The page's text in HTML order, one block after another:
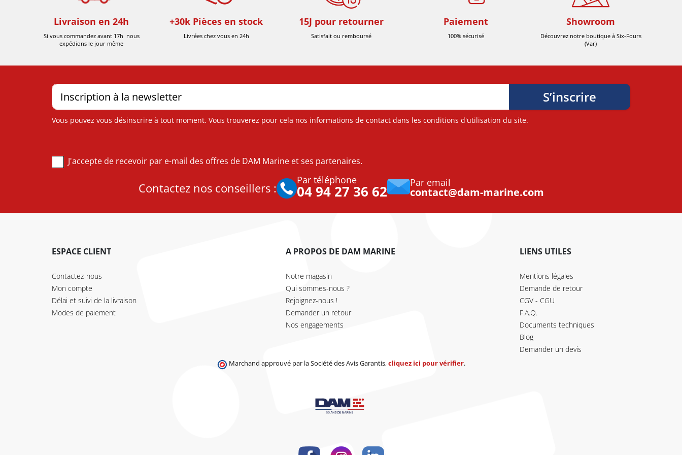
Livraison en 24h
Si vous commandez avant 17h nous
expédions le jour même
+30k Pièces en stock
Livrées chez vous en 24h
15J pour retourner
Satisfait ou remboursé
Paiement
100% sécurisé
Showroom
Découvrez notre boutique à Six-Fours
(Var)
Vous pouvez vous désinscrire à tout moment. Vous trouverez pour cela nos informations de contact dans les conditions d'utilisation du site.
J'accepte de recevoir par e-mail des offres de DAM Marine et ses partenaires.
Contactez nos conseillers :
Par téléphone
04 94 27 36 62 Par email
contact@dam-marine.com
ESPACE CLIENT
Contactez-nous
Mon compte
Délai et suivi de la livraison
Modes de paiement
A PROPOS DE DAM MARINE
Notre magasin
Qui sommes-nous ?
Rejoignez-nous !
Demander un retour
Nos engagements
LIENS UTILES
Mentions légales
Demande de retour
CGV - CGU
F.A.Q.
Documents techniques
Blog
Demander un devis
Marchand approuvé par la Société des Avis Garantis,cliquez ici pour vérifier.